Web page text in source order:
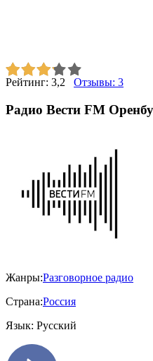
Рейтинг: 3,2 Отзывы: 3
Радио Вести FM
Жанры:Разговорное радио
Страна:Россия
Язык: Русский